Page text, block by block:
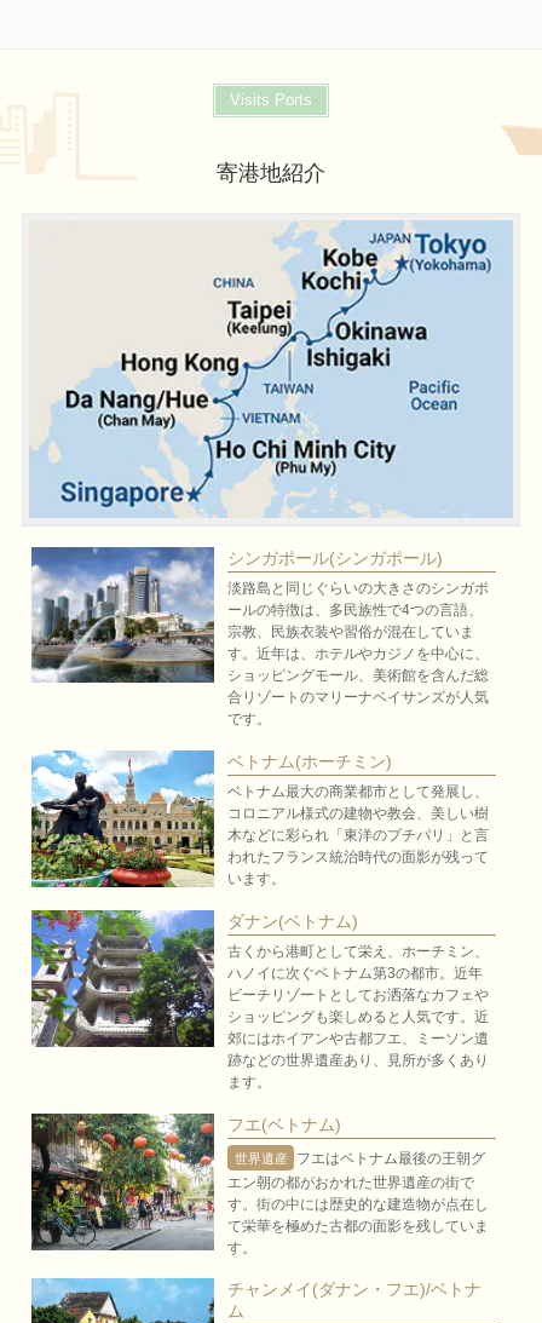
Visits Ports
寄港地紹介
シンガポール(シンガポール)
淡路島と同じぐらいの大きさのシンガポ
ールの特徴は、多民族性で4つの言語、
宗教、民族衣装や習俗が混在していま
す。近年は、ホテルやカジノを中心に、
ショッピングモール、美術館を含んだ総
合リゾートのマリーナベイサンズが人気
です。
ベトナム(ホーチミン)
ベトナム最大の商業都市として発展し、
コロニアル様式の建物や教会、美しい樹
木などに彩られ「東洋のプチパリ」と言
われたフランス統治時代の面影が残って
います。
ダナン(ベトナム)
古くから港町として栄え、ホーチミン、
ハノイに次ぐベトナム第3の都市。近年
ビーチリゾートとしてお洒落なカフェや
ショッピングも楽しめると人気です。近
郊にはホイアンや古都フエ、ミーソン遺
跡などの世界遺産あり、見所が多くあり
ます。
フエ(ベトナム)
世界遺産
フエはベトナム最後の王朝グ
エン朝の都がおかれた世界遺産の街で
す。街の中には歴史的な建造物が点在し
て栄華を極めた古都の面影を残していま
す。
チャンメイ(ダナン・フエ)/ベトナ
ム